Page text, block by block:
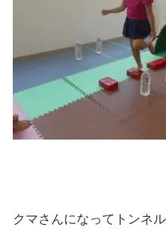
クマさんになってトンネ